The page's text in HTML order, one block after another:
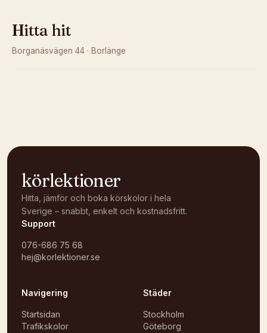
Hitta hit
Borganäsvägen 44 · Borlänge
körlektioner
Hitta, jämför och boka körskolor i hela
Sverige – snabbt, enkelt och kostnadsfritt.
Support
076-686 75 68
hej@korlektioner.se
Navigering
Startsidan
Trafikskolor
Städer
Stockholm
Göteborg